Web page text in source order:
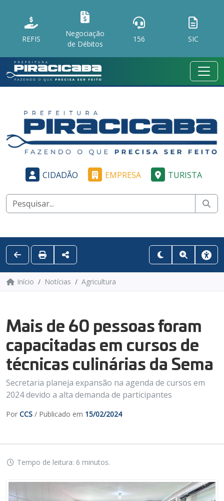
REFIS
Negociação
de Débitos
156 SIC
CIDADÃO EMPRESA TURISTA
Início Notícias Agricultura
Mais de 60 pessoas foram
capacitadas em cursos de
técnicas culinárias da Sema
Secretaria planeja expansão na agenda de cursos em
2024 devido a alta demanda de participantes
Por CCS / Publicado em 15/02/2024
Tempo de leitura: 6 minutos.